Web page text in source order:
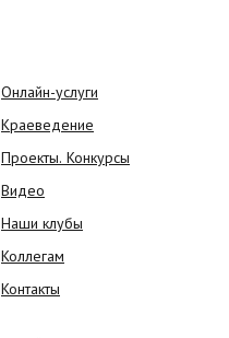
Онлайн-услуги
Краеведение
Проекты. Конкурсы
Видео
Наши клубы
Коллегам
Контакты